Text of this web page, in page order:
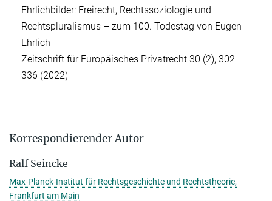
Ehrlichbilder: Freirecht, Rechtssoziologie und
Rechtspluralismus – zum 100. Todestag von Eugen
Ehrlich
Zeitschrift für Europäisches Privatrecht 30 (2), 302–
336 (2022)
Korrespondierender Autor
Ralf Seincke
Max-Planck-Institut für Rechtsgeschichte und Rechtstheorie,
Frankfurt am Main